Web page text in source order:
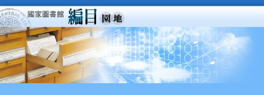
移至主內容